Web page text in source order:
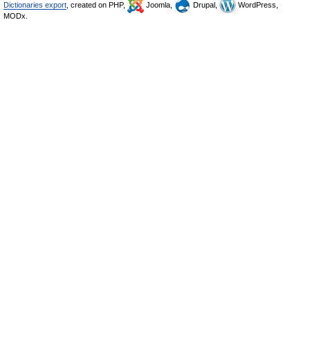
Dictionaries export , created on PHP, Joomla, Drupal,
WordPress,
MODx.